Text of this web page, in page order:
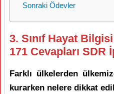
Sonraki Ödevler
3. Sınıf Hayat
171 Cevapları SDR
Farklı ülkelerden
kurarken nelere dikkat